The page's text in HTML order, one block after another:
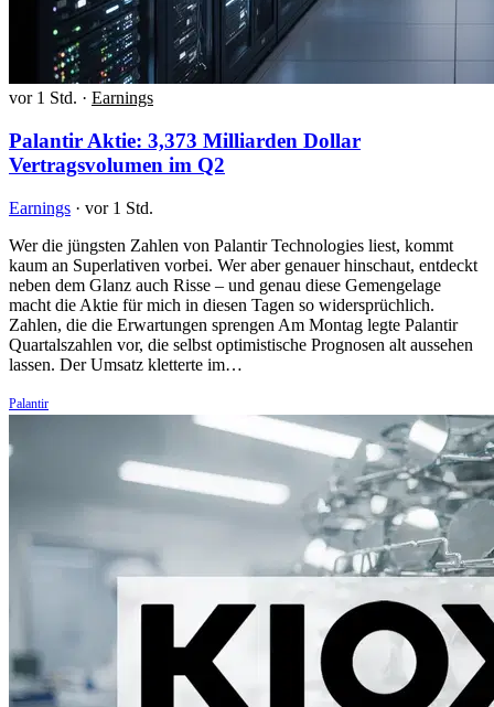
vor 1 Std. · Earnings
Palantir Aktie: 3,373 Milliarden Dollar
Vertragsvolumen im Q2
Earnings · vor 1 Std.
Wer die jüngsten Zahlen von Palantir Technologies liest, kommt
kaum an Superlativen vorbei. Wer aber genauer hinschaut, entdeckt
neben dem Glanz auch Risse – und genau diese Gemengelage
macht die Aktie für mich in diesen Tagen so widersprüchlich.
Zahlen, die die Erwartungen sprengen Am Montag legte Palantir
Quartalszahlen vor, die selbst optimistische Prognosen alt aussehen
lassen. Der Umsatz kletterte im…
Palantir